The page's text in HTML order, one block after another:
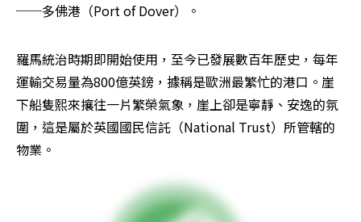
──多佛港（Port of Dover）。
羅馬統治時期即開始使用，至今已發展數百年歷史，每年
運輸交易量為800億英鎊，據稱是歐洲最繁忙的港口。崖
下船隻熙來攘往一片繁榮氣象，崖上卻是寧靜、安逸的氛
圍，這是屬於英國國民信託（National Trust）所管轄的
物業。